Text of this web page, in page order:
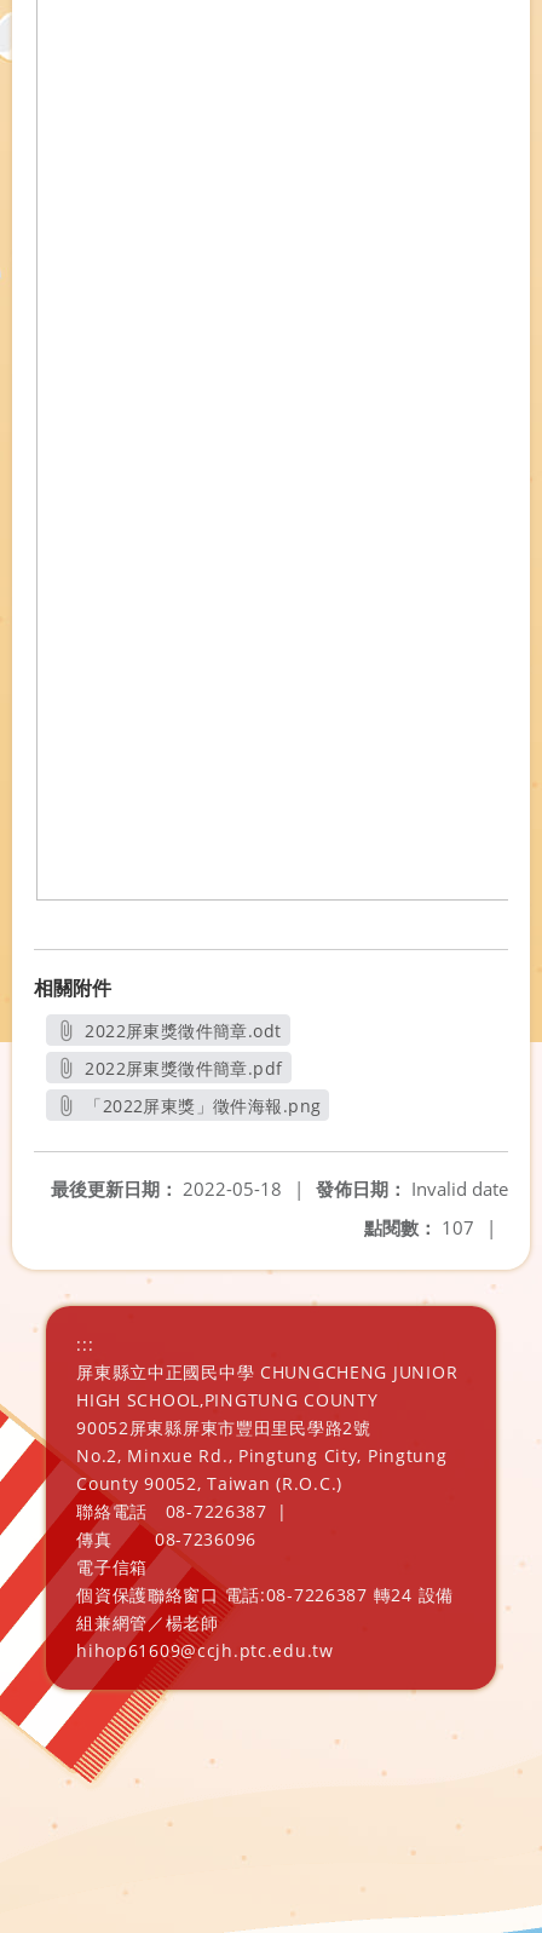
相關附件
2022屏東獎徵件簡章.odt
另開新視窗
2022屏東獎徵件簡章.pdf
另開新視窗
「2022屏東獎」徵件海報.png
發佈日期： Invalid date
最後更新日期： 2022-05-18
|
點閱數： 107 |
:::
屏東縣立中正國民中學 CHUNGCHENG JUNIOR
HIGH SCHOOL,PINGTUNG COUNTY
90052屏東縣屏東市豐田里民學路2號
No.2, Minxue Rd., Pingtung City, Pingtung
County 90052, Taiwan (R.O.C.)
聯絡電話
08-7226387
|
傳真
08-7236096
電子信箱
個資保護聯絡窗口 電話:08-7226387 轉24 設備
組兼網管／楊老師
hihop61609@ccjh.ptc.edu.tw